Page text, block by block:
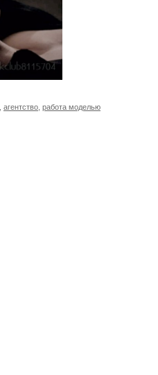
агентство работа моделью